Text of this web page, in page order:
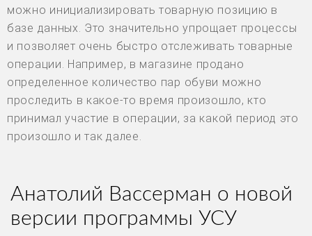
можно инициализировать товарную позицию в
базе данных. Это значительно упрощает процессы
и позволяет очень быстро отслеживать товарные
операции. Например, в магазине продано
определенное количество пар обуви можно
проследить в какое-то время произошло, кто
принимал участие в операции, за какой период это
произошло и так далее.
Анатолий Вассерман о новой
версии программы УСУ